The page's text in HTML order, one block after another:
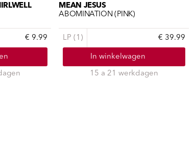
€ 9.99
MEAN JESUS
ABOMINATION (PINK)
LP (1) € 39.99
In winkelwagen
15 a 21 werkdagen